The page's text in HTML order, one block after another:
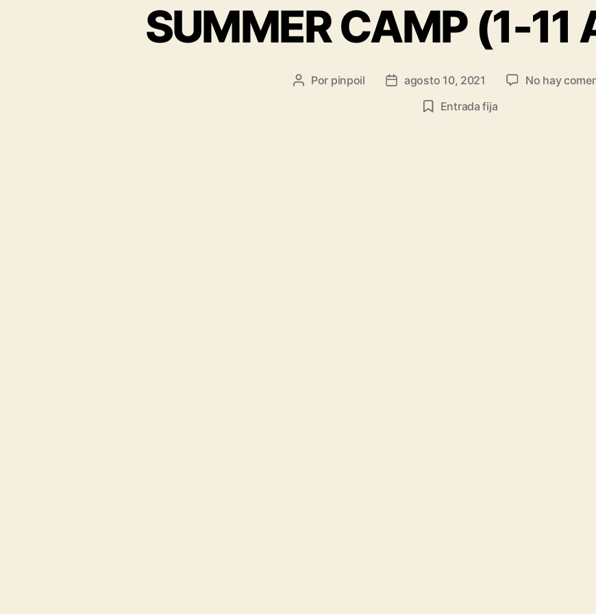
SUMMER CAMP (1-11
Por pinpoil agosto 10, 2021
No hay
Entrada fija